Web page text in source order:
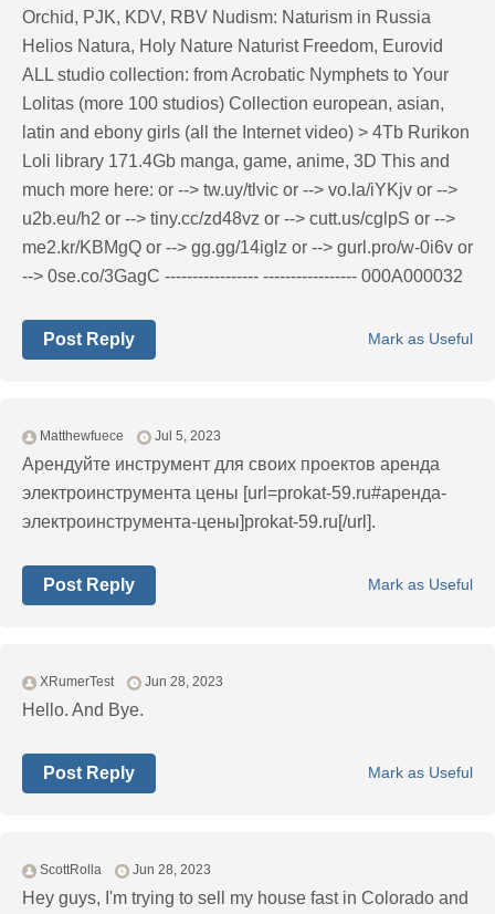
Orchid, PJK, KDV, RBV Nudism: Naturism in Russia
Helios Natura, Holy Nature Naturist Freedom, Eurovid
ALL studio collection: from Acrobatic Nymрhеts to Your
Lоlitаs (more 100 studios) Collection european, asian,
latin and ebony girls (all the Internet video) > 4Tb Rurikon
Lоli library 171.4Gb manga, game, anime, 3D This and
much more here: or --> tw.uy/tlvic or --> vo.la/iYKjv or -->
u2b.eu/h2 or --> tiny.cc/zd48vz or --> cutt.us/cglpS or -->
me2.kr/KBMgQ or --> gg.gg/14iglz or --> gurl.pro/w-0i6v or
--> 0se.co/3GagC ----------------- ----------------- 000A000032
Mark as Useful
Post Reply
Matthewfuece Jul 5, 2023
Арендуйте инструмент для своих проектов аренда
электроинструмента цены [url=prokat-59.ru#аренда-
электроинструмента-цены]prokat-59.ru[/url].
Mark as Useful
Post Reply
XRumerTest Jun 28, 2023
Hello. And Bye.
Mark as Useful
Post Reply
ScottRolla Jun 28, 2023
Hey guys, I'm trying to sell my house fast in Colorado and